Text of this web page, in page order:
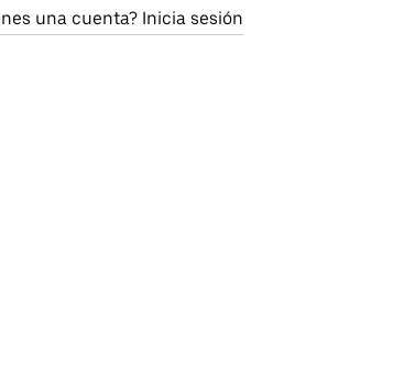
una cuenta? Inicia sesión